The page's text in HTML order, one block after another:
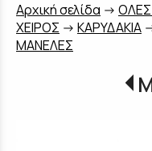
Aρχική σελίδα -> ΟΛΕΣ
ΧΕΙΡΟΣ -> ΚΑΡΥΔΑΚΙΑ -
ΜΑΝΕΛΕΣ